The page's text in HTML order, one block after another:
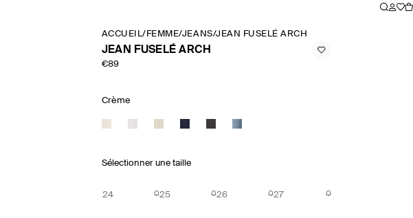
ACCUEIL/ FEMME/JEANS/JEAN FUSELÉ ARCH
JEAN FUSELÉ ARCH
€89
Crème
Sélectionner une taille
24 25 26 27